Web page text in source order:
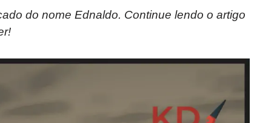
do nome Ednaldo. Continue lendo o artigo